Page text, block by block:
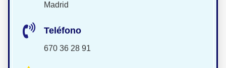
Madrid
Teléfono
670 36 28 91